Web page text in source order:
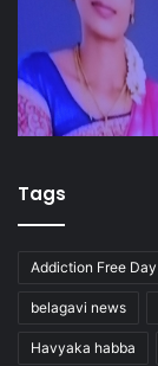
Tags
Addiction Free Day
belagavi news
Havyaka habba